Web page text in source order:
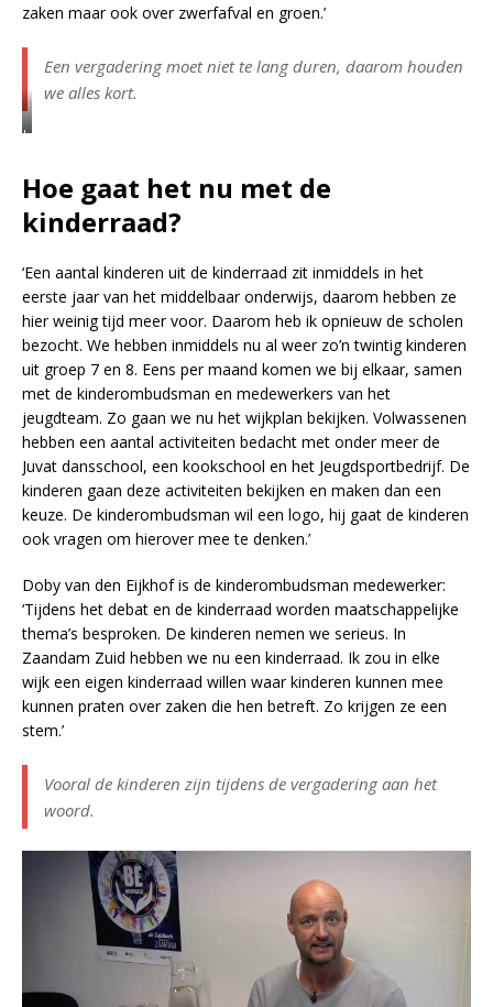
zaken maar ook over zwerfafval en groen.’
Een vergadering moet niet te lang duren, daarom houden
we alles kort.
I
n
e
T
m
m
e
r
m
n
m
e
t
o
p
d
e
c
t
e
r
g
r
o
d
d
k
d
Hoe gaat het nu met de
kinderraad?
‘Een aantal kinderen uit de kinderraad zit inmiddels in het
eerste jaar van het middelbaar onderwijs, daarom hebben ze
hier weinig tijd meer voor. Daarom heb ik opnieuw de scholen
bezocht. We hebben inmiddels nu al weer zo’n twintig kinderen
uit groep 7 en 8. Eens per maand komen we bij elkaar, samen
met de kinderombudsman en medewerkers van het
jeugdteam. Zo gaan we nu het wijkplan bekijken. Volwassenen
hebben een aantal activiteiten bedacht met onder meer de
Juvat dansschool, een kookschool en het Jeugdsportbedrijf. De
kinderen gaan deze activiteiten bekijken en maken dan een
keuze. De kinderombudsman wil een logo, hij gaat de kinderen
ook vragen om hierover mee te denken.’
Doby van den Eijkhof is de kinderombudsman medewerker:
‘Tijdens het debat en de kinderraad worden maatschappelijke
thema’s besproken. De kinderen nemen we serieus. In
Zaandam Zuid hebben we nu een kinderraad. Ik zou in elke
wijk een eigen kinderraad willen waar kinderen kunnen mee
kunnen praten over zaken die hen betreft. Zo krijgen ze een
stem.’
Vooral de kinderen zijn tijdens de vergadering aan het
woord.